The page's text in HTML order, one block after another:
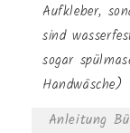
Aufkleber,
sind
sogar
Handwäsche)
Anleitung